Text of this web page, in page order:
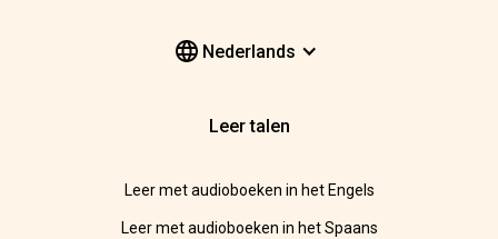
Nederlands
Leer talen
Leer met audioboeken in het Engels
Leer met audioboeken in het Spaans